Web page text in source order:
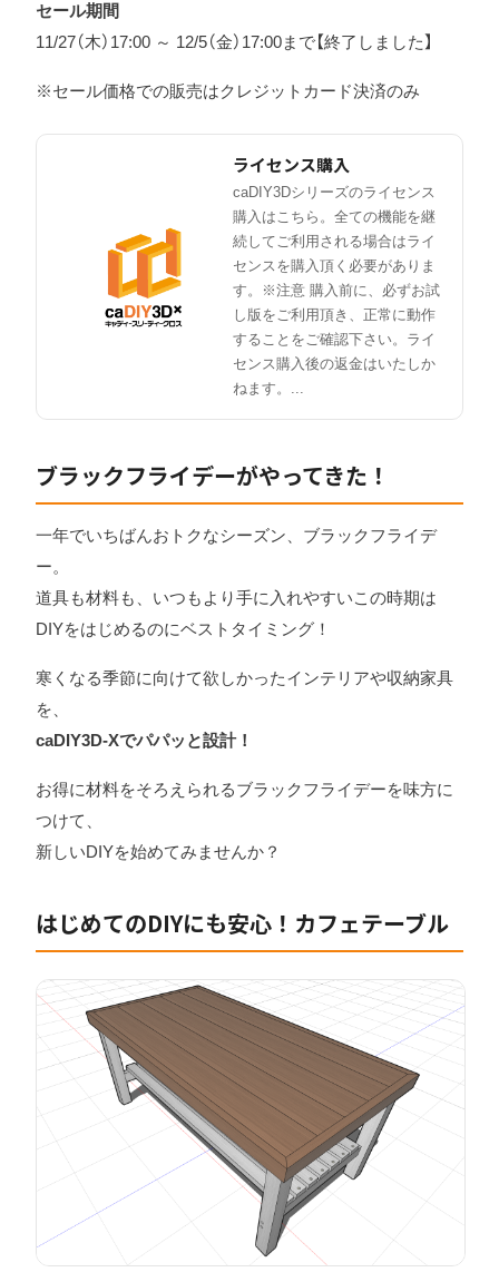
セール期間
11/27（木）17:00 ～ 12/5（金）17:00まで【終了しました】
※セール価格での販売はクレジットカード決済のみ
ライセンス購入
caDIY3Dシリーズのライセンス
購入はこちら。全ての機能を継
続してご利用される場合はライ
センスを購入頂く必要がありま
す。※注意 購入前に、必ずお試
し版をご利用頂き、正常に動作
することをご確認下さい。ライ
センス購入後の返金はいたしか
ねます。...
ブラックフライデーがやってきた！
一年でいちばんおトクなシーズン、ブラックフライデ
ー。
道具も材料も、いつもより手に入れやすいこの時期は
DIYをはじめるのにベストタイミング！
寒くなる季節に向けて欲しかったインテリアや収納家具
を、
caDIY3D-Xでパパッと設計！
お得に材料をそろえられるブラックフライデーを味方に
つけて、
新しいDIYを始めてみませんか？
はじめてのDIYにも安心！カフェテーブル